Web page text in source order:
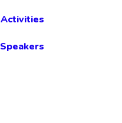
Activities
Speakers